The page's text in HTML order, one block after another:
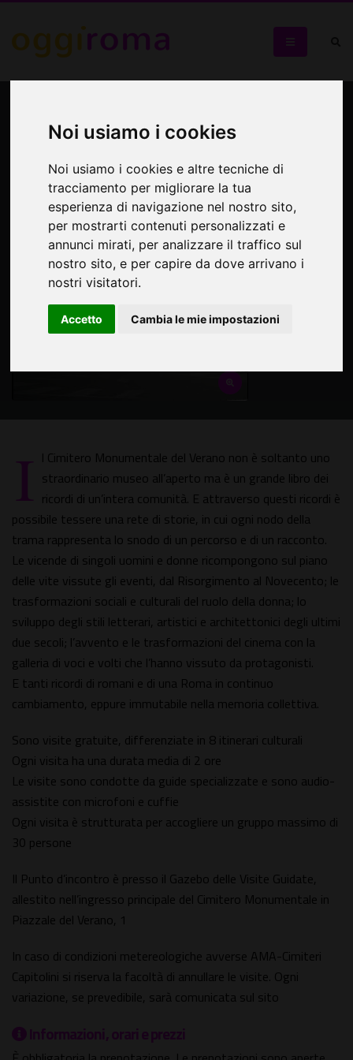
Noi usiamo i cookies
Noi usiamo i cookies e altre tecniche di
tracciamento per migliorare la tua
esperienza di navigazione nel nostro sito,
per mostrarti contenuti personalizzati e
annunci mirati, per analizzare il traffico sul
nostro sito, e per capire da dove arrivano i
nostri visitatori.
Accetto Cambia le mie impostazioni
Verano
Le Passeggiate tra i ricordi
I l Cimitero Monumentale del Verano non è soltanto uno
straordinario museo all’aperto ma è un grande libro dei
ricordi di un’intera comunità. E attraverso questi ricordi è
possibile tessere una rete di storie, in cui ogni nodo della
trama rappresenta lo snodo di un percorso e di un racconto.
Le vicende di singoli uomini e donne ricompongono sul piano
delle vite vissute gli eventi, dal Risorgimento al Novecento; le
trasformazioni sociali e culturali del ruolo della donna; lo
sviluppo degli stili letterari, artistici e architettonici degli ultimi
due secoli; l’avvento e le trasformazioni del cinema con la
galleria di voci e volti che l’hanno vissuto da protagonisti.
E tanti ricordi di romani e di una Roma in continuo
cambiamento, eppure immutabile nella memoria collettiva.
Sono visite gratuite, differenziate in 8 itinerari culturali
Ogni visita ha una durata media di 2 ore
Le visite sono condotte da guide specializzate e sono audio-
assistite con microfoni e cuffie
Ogni visita è strutturata per accogliere un gruppo massimo di
30 persone
Il Punto d’incontro è presso il Gazebo delle Visite Guidate,
allestito nell’ingresso principale del Cimitero Monumentale in
Piazzale del Verano, 1
In caso di condizioni metereologiche avverse AMA-Cimiteri
Capitolini si riserva la facoltà di annullare le visite. Ogni
variazione, se prevedibile, sarà comunicata sul sito
Informazioni, orari e prezzi